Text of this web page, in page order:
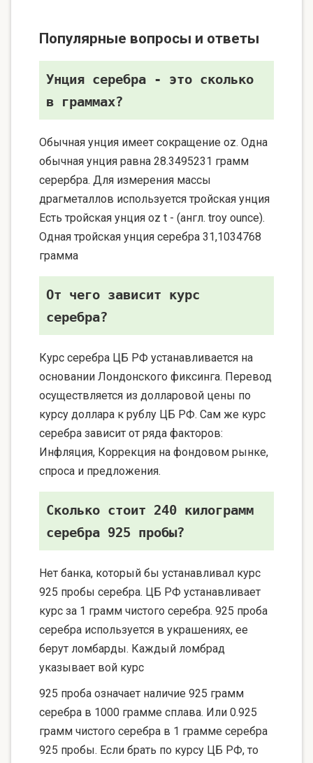
Популярные вопросы и ответы
Унция серебра - это сколько
в граммах?
Обычная унция имеет сокращение oz. Одна
обычная унция равна 28.3495231 грамм
серербра. Для измерения массы
драгметаллов используется тройская унция
Есть тройская унция oz t - (англ. troy ounce).
Одная тройская унция серебра 31,1034768
грамма
От чего зависит курс
серебра?
Курс серебра ЦБ РФ устанавливается на
основании Лондонского фиксинга. Перевод
осуществляется из долларовой цены по
курсу доллара к рублу ЦБ РФ. Сам же курс
серебра зависит от ряда факторов:
Инфляция, Коррекция на фондовом рынке,
спроса и предложения.
Сколько стоит 240 килограмм
серебра 925 пробы?
Нет банка, который бы устанавливал курс
925 пробы серебра. ЦБ РФ устанавливает
курс за 1 грамм чистого серебра. 925 проба
серебра используется в украшениях, ее
берут ломбарды. Каждый ломбрад
указывает вой курс
925 проба означает наличие 925 грамм
серебра в 1000 грамме сплава. Или 0.925
грамм чистого серебра в 1 грамме серебра
925 пробы. Если брать по курсу ЦБ РФ, то